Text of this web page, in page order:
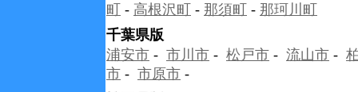
町 - 高根沢町 - 那須町 - 那珂川町
千葉県版
浦安市 - 市川市 - 松戸市 - 流山市 -
市 - 市原市 -